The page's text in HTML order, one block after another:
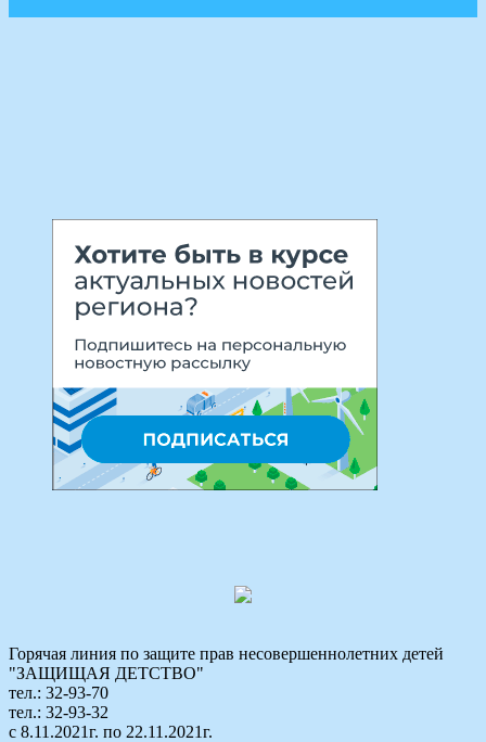
Горячая линия по защите прав несовершеннолетних детей
"ЗАЩИЩАЯ ДЕТСТВО"
тел.: 32-93-70
тел.: 32-93-32
с 8.11.2021г. по 22.11.2021г.